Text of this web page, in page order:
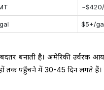
$5+/
बनाती है। अमेरिकी उर्वरक
तक पहुँचने में 30-45 दिन लगते हैं।